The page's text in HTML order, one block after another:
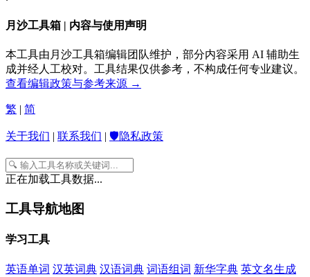
月沙工具箱 | 内容与使用声明
本工具由月沙工具箱编辑团队维护，部分内容采用 AI 辅助生
成并经人工校对。工具结果仅供参考，不构成任何专业建议。
查看编辑政策与参考来源 →
繁 | 简
关于我们 | 联系我们 | 🛡️隐私政策
正在加载工具数据...
工具导航地图
学习工具
英语单词 汉英词典 汉语词典 词语组词 新华字典 英文名生成